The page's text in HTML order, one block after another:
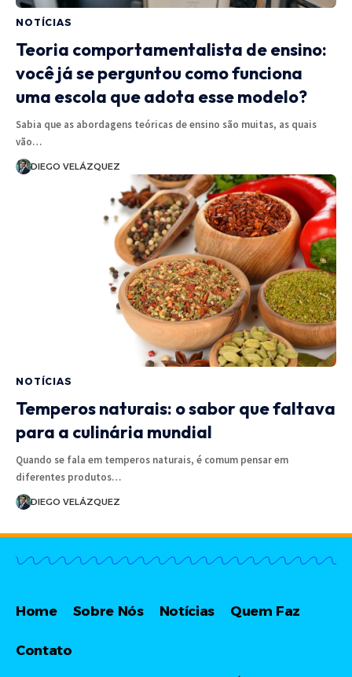
NOTÍCIAS
Teoria comportamentalista de ensino:
você já se perguntou como funciona
uma escola que adota esse modelo?
Sabia que as abordagens teóricas de ensino são muitas, as quais
vão…
DIEGO VELÁZQUEZ
NOTÍCIAS
Temperos naturais: o sabor que faltava
para a culinária mundial
Quando se fala em temperos naturais, é comum pensar em
diferentes produtos…
DIEGO VELÁZQUEZ
Home Sobre Nós Notícias Quem Faz
Contato